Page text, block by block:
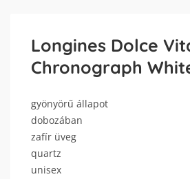
Longines Dolce
Chronograph
gyönyörű állapot
dobozában
zafír üveg
quartz
unisex